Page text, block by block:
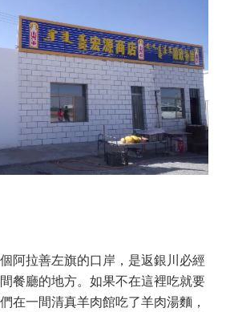
阿拉善左旗的口岸，是返銀川必經
餐廳的地方。如果不在這裡吃就要
在一間清真羊肉館吃了羊肉湯麵，